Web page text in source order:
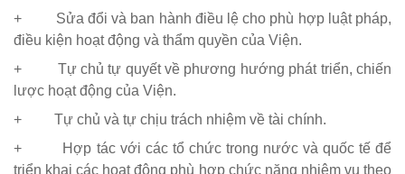
+ Sửa đổi và ban hành điều lệ cho phù hợp luật pháp,
điều kiện hoạt động và thẩm quyền của Viện.
+ Tự chủ tự quyết về phương hướng phát triển, chiến
lược hoạt động của Viện.
+ Tự chủ và tự chịu trách nhiệm về tài chính.
+ Hợp tác với các tổ chức trong nước và quốc tế để
triển khai các hoạt động phù hợp chức năng nhiệm vụ theo